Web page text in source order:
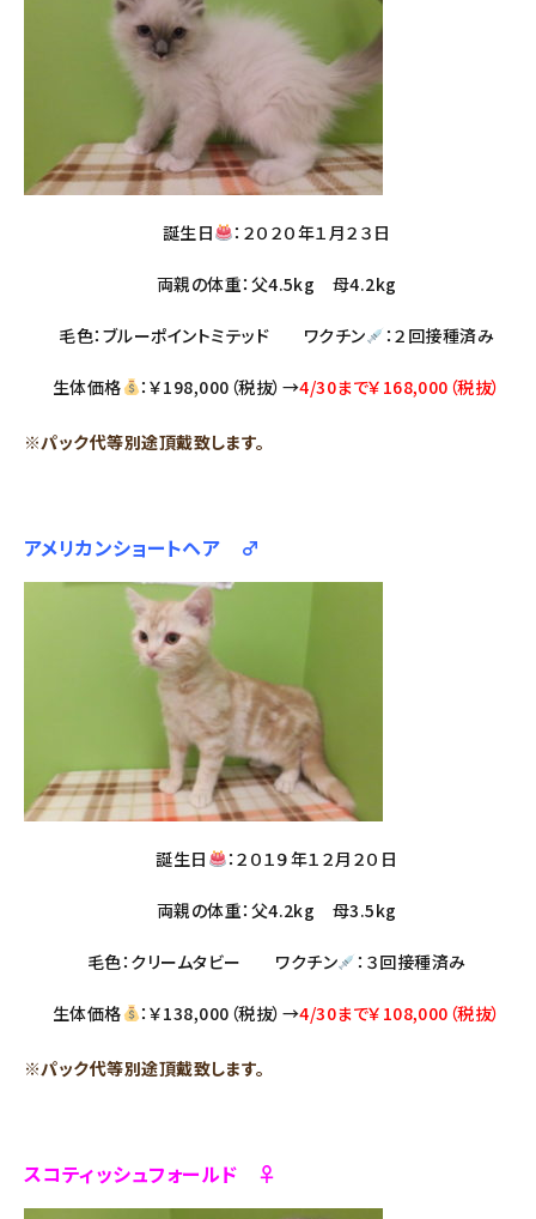
誕生日 ：２０２０年１月２３日
両親の体重：父4.5kg 母4.2kg
毛色：ブルーポイントミテッド ワクチン ：２回接種済み
生体価格 ：￥198,000（税抜）→4/30まで￥168,000（税抜）
※パック代等別途頂戴致します。
アメリカンショートヘア ♂
誕生日 ：２０１９年１２月２０日
両親の体重：父4.2kg 母3.5kg
毛色：クリームタビー ワクチン ：３回接種済み
生体価格 ：￥138,000（税抜）→4/30まで￥108,000（税抜）
※パック代等別途頂戴致します。
スコティッシュフォールド ♀